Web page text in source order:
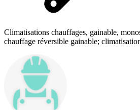
Climatisations chauffages, gainable,
chauffage réversible gainable;